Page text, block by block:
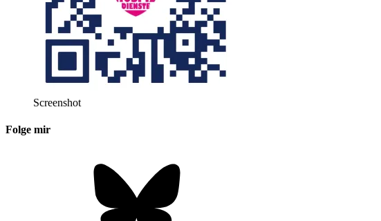
Screenshot
Folge mir